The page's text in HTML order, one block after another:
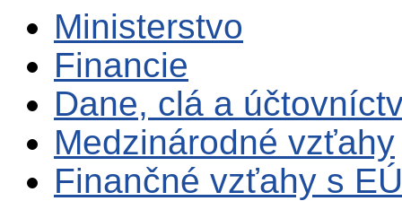
Ministerstvo
Financie
Dane, clá a
Medzinárodné vzťahy
Finančné vzťahy s EÚ